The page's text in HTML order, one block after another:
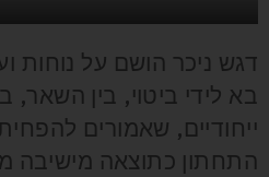
דגש ניכר הושם על נוחות
בא לידי ביטוי, בין
ייחודיים, שאמורים
התחתון כתוצאה מישיבה